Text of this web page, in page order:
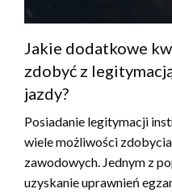
Jakie dodatkowe
zdobyć z
jazdy?
Posiadanie legitymacji
wiele możliwości
zawodowych. Jednym z
uzyskanie uprawnień